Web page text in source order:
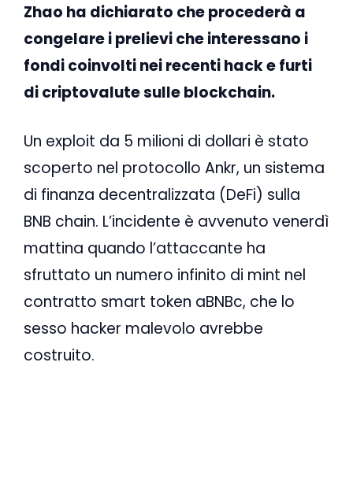
Zhao ha dichiarato che procederà a
congelare i prelievi che interessano i
fondi coinvolti nei recenti hack e furti
di criptovalute sulle blockchain.
Un exploit da 5 milioni di dollari è stato
scoperto nel protocollo Ankr, un sistema
di finanza decentralizzata (DeFi) sulla
BNB chain. L’incidente è avvenuto venerdì
mattina quando l’attaccante ha
sfruttato un numero infinito di mint nel
contratto smart token aBNBc, che lo
sesso hacker malevolo avrebbe
costruito.